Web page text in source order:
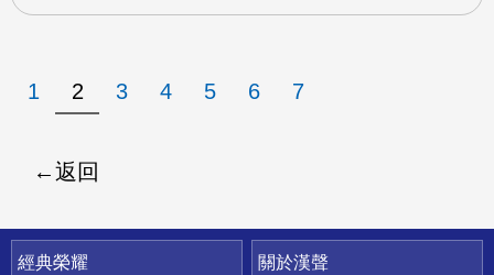
1 2 3 4 5 6 7
返回
快速連結
經典榮耀
關於漢聲